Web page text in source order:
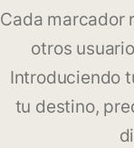
Cada marcador
otros
Introduciendo
tu destino,